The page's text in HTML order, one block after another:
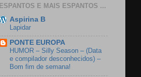
ESPANTOS E MAIS ESPANTOS ...
Aspirina B
Lapidar
PONTE EUROPA
HUMOR – Silly Season – (Data
e compilador desconhecidos) –
Bom fim de semana!